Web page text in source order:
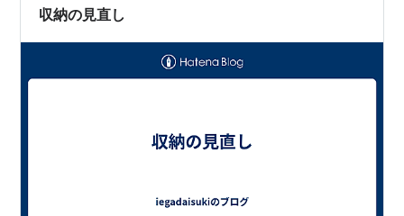
収納の見直し